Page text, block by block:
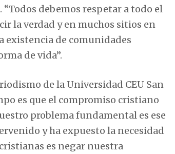
debemos respetar a todo el
la verdad y en muchos sitios en
existencia de comunidades
de vida”.
de la Universidad CEU San
es que el compromiso cristiano
problema fundamental es ese
y ha expuesto la necesidad
es negar nuestra